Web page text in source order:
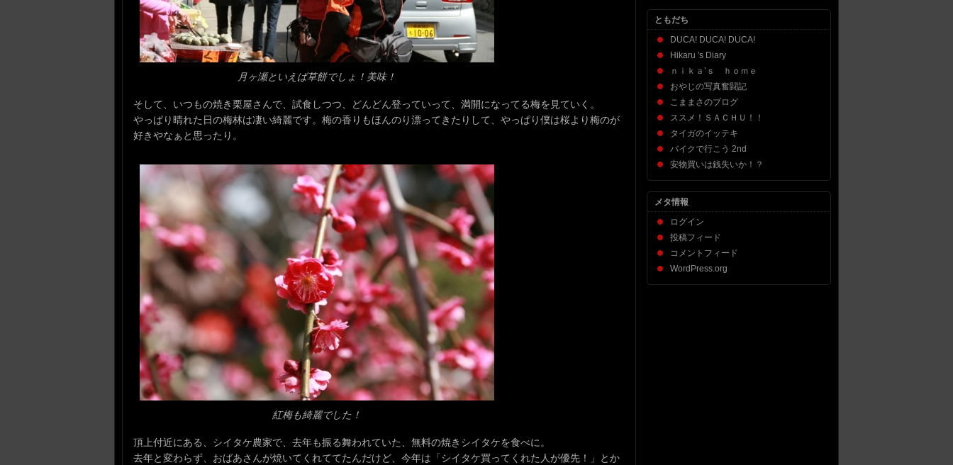
月ヶ瀬といえば草餅でしょ！美味！
そして、いつもの焼き栗屋さんで、試食しつつ、どんどん登っていって、満開になってる梅を見ていく。
やっぱり晴れた日の梅林は凄い綺麗です。梅の香りもほんのり漂ってきたりして、やっぱり僕は桜より梅のが
好きやなぁと思ったり。
紅梅も綺麗でした！
頂上付近にある、シイタケ農家で、去年も振る舞われていた、無料の焼きシイタケを食べに。
去年と変わらず、おばあさんが焼いてくれててたんだけど、今年は「シイタケ買ってくれた人が優先！」とか
ともだち
DUCA! DUCA! DUCA!
Hikaru 's Diary
ｎｉｋａ’ｓ ｈｏｍｅ
おやじの写真奮闘記
こままさのブログ
ススメ！ＳＡＣＨＵ！！
タイガのイッテキ
バイクで行こう 2nd
安物買いは銭失いか！？
メタ情報
ログイン
投稿フィード
コメントフィード
WordPress.org